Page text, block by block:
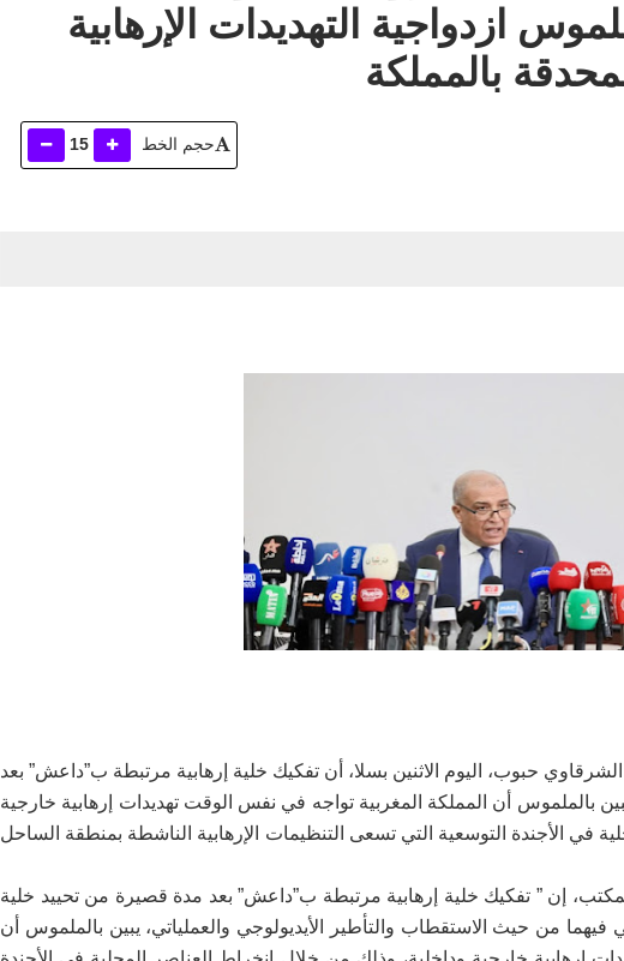
ازدواجية التهديدات الإرهابية
بالمملكة
حجم الخط 15
حبوب، اليوم الاثنين بسلا، أن تفكيك خلية إرهابية مرتبطة ب”داعش” بعد
بالملموس أن المملكة المغربية تواجه في نفس الوقت تهديدات إرهابية خارجية
في الأجندة التوسعية التي تسعى التنظيمات الإرهابية الناشطة بمنطقة الساحل
إن ” تفكيك خلية إرهابية مرتبطة ب”داعش” بعد مدة قصيرة من تحييد خلية
فيهما من حيث الاستقطاب والتأطير الأيديولوجي والعملياتي، يبين بالملموس أن